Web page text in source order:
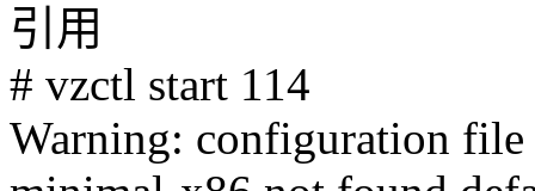
引用
# vzctl start 114
Warning: configuration